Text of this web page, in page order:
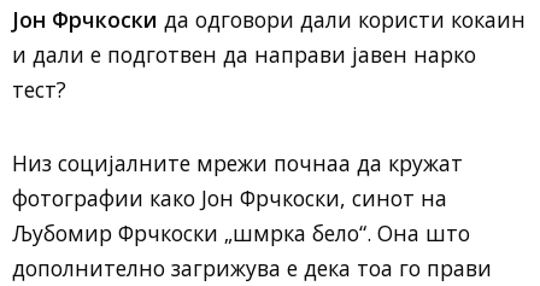
Јон Фрчкоски да одговори дали користи кокаин
и дали е подготвен да направи јавен нарко
тест?
Низ социјалните мрежи почнаа да кружат
фотографии како Јон Фрчкоски, синот на
Љубомир Фрчкоски „шмрка бело“. Она што
дополнително загрижува е дека тоа го прави